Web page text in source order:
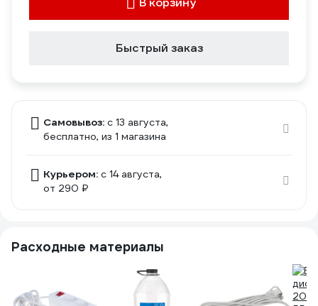
Быстрый заказ
Самовывоз: c 13 августа,
бесплатно, из 1 магазина
Курьером: c 14 августа,
от 290 ₽
Расходные материалы